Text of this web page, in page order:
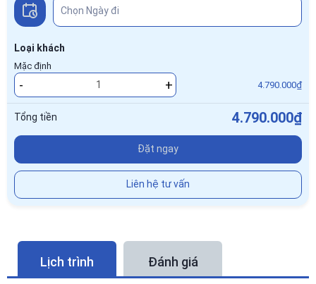
Loại khách
Mặc định
- + 4.790.000₫
Tổng tiền 4.790.000₫
Đặt ngay
Liên hệ tư vấn
Lịch trình Đánh giá